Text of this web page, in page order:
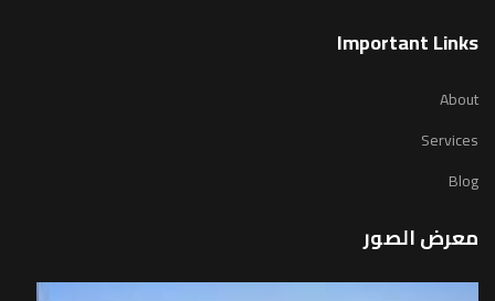
Important Links
About
Services
Blog
معرض الصور